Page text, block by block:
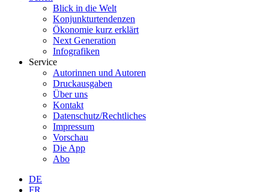
Blick in die Welt
Konjunkturtendenzen
Ökonomie kurz erklärt
Next Generation
Infografiken
Service
Autorinnen und Autoren
Druckausgaben
Über uns
Kontakt
Datenschutz/Rechtliches
Impressum
Vorschau
Die App
Abo
DE